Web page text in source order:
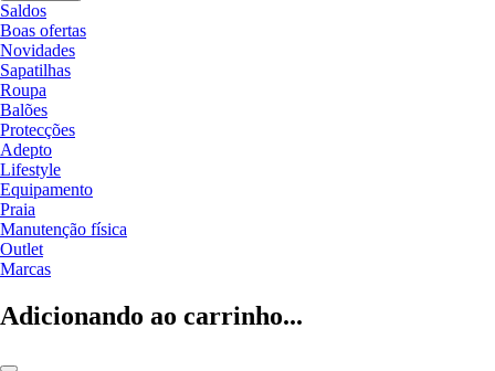
Saldos
Boas ofertas
Novidades
Sapatilhas
Roupa
Balões
Protecções
Adepto
Lifestyle
Equipamento
Praia
Manutenção física
Outlet
Marcas
Adicionando ao carrinho...